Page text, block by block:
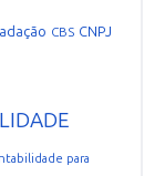
CBS CNPJ
para